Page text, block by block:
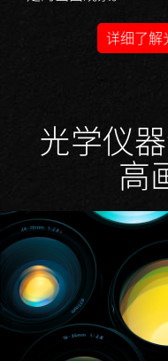
详细了解
光学仪
高